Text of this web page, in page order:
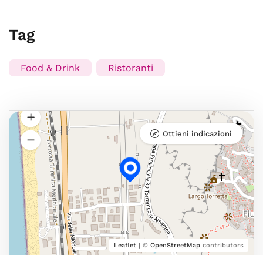
Tag
Food & Drink Ristoranti
Leaflet | © OpenStreetMap contributors
Ottieni indicazioni